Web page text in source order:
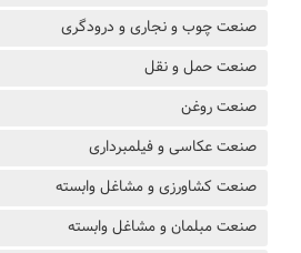
صنعت چوب و نجاری و درودگری
صنعت حمل و نقل
صنعت روغن
صنعت عکاسی و فیلمبرداری
صنعت کشاورزی و مشاغل وابسته
صنعت مبلمان و مشاغل وابسته